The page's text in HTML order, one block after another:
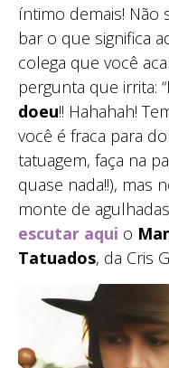
íntimo demais! Não
bar o que significa
colega que você
pergunta que irrita:
doeu!! Hahahah!
você é fraca para
tatuagem, faça na
quase nada!!), mas
monte de
escutar aqui o
Tatuados, da Cris